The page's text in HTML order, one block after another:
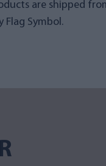
are shipped
Flag Symbol.